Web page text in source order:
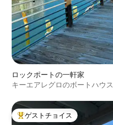
ロックポートの一軒家
キーエアレグロのボートハウス
大好評のゲストチョイスです。
ゲストチョイス